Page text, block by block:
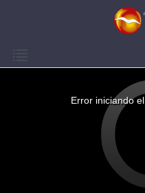
Error iniciando